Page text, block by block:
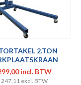
2.TON
VOUWBAAR
incl. BTW
247,11 excl. BTW